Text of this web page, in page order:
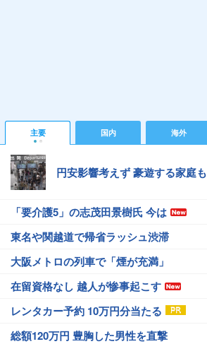
主要 国内 海外
円安影響考えず 豪遊する家庭も
「要介護5」の志茂田景樹氏 今は
東名や関越道で帰省ラッシュ渋滞
大阪メトロの列車で「煙が充満」
在留資格なし 越人が惨事起こす
レンタカー予約 10万円分当たる
総額120万円 豊胸した男性を直撃